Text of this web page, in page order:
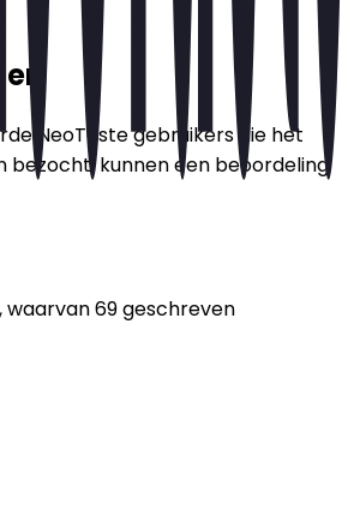
NeoTaste gebruikers die het
bezocht, kunnen een beoordeling
waarvan 69 geschreven